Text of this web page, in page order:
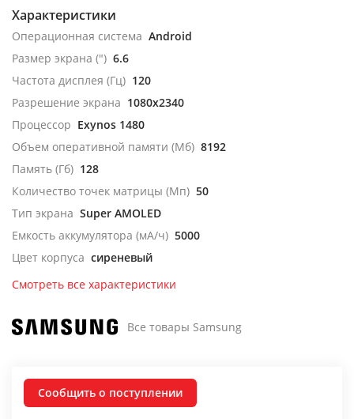
Характеристики
Операционная система Android
Размер экрана (") 6.6
Частота дисплея (Гц) 120
Разрешение экрана 1080x2340
Процессор Exynos 1480
Объем оперативной памяти (Мб) 8192
Память (Гб) 128
Количество точек матрицы (Мп) 50
Тип экрана Super AMOLED
Емкость аккумулятора (мА/ч) 5000
Цвет корпуса сиреневый
Смотреть все характеристики
Все товары Samsung
Сообщить о поступлении